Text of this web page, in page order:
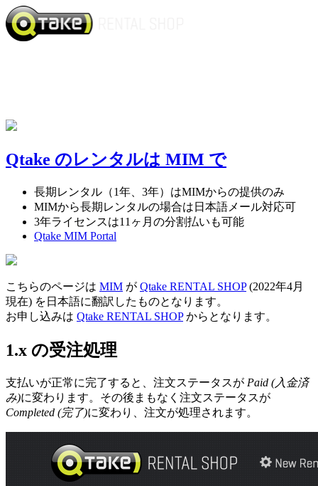
Qtake のレンタルは MIM で
長期レンタル（1年、3年）はMIMからの提供のみ
MIMから長期レンタルの場合は日本語メール対応可
3年ライセンスは11ヶ月の分割払いも可能
Qtake MIM Portal
こちらのページは MIM が Qtake RENTAL SHOP(2022年4月
現在) を日本語に翻訳したものとなります。
お申し込みは Qtake RENTAL SHOPからとなります。
1.x の受注処理
支払いが正常に完了すると、注文ステータスが Paid (入金済
み)に変わります。その後まもなく注文ステータスが
Completed (完了)に変わり、注文が処理されます。